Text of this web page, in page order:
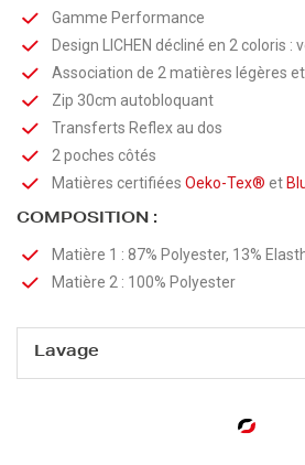
Gamme Performance
Design LICHEN décliné en 2 coloris :
Association de 2 matières légères
Zip 30cm autobloquant
Transferts Reflex au dos
2 poches côtés
Matières certifiées Oeko-Tex® et
COMPOSITION :
Matière 1 : 87% Polyester, 13%
Matière 2 : 100% Polyester
Lavage